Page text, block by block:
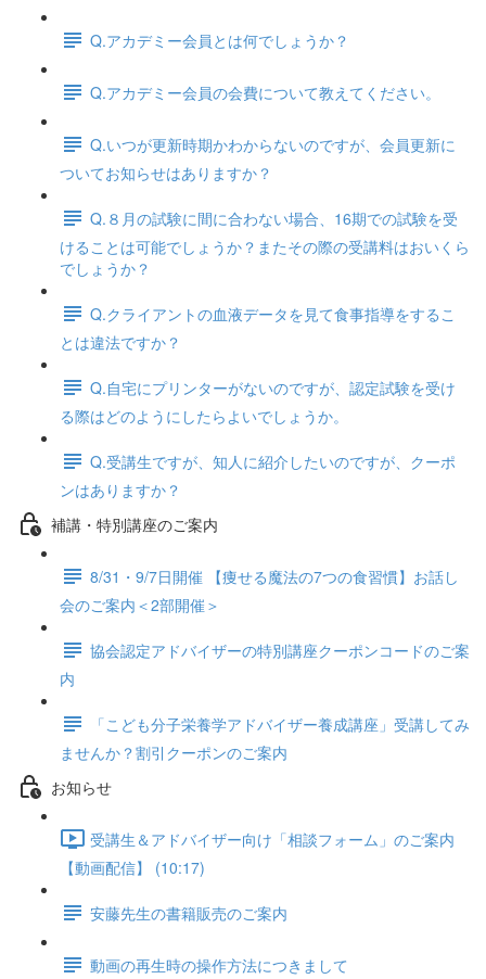
Q.アカデミー会員とは何でしょうか？
Q.アカデミー会員の会費について教えてください。
Q.いつが更新時期かわからないのですが、会員更新に
ついてお知らせはありますか？
Q.８月の試験に間に合わない場合、16期での試験を受
けることは可能でしょうか？またその際の受講料はおいくら
でしょうか？
Q.クライアントの血液データを見て食事指導をするこ
とは違法ですか？
Q.自宅にプリンターがないのですが、認定試験を受け
る際はどのようにしたらよいでしょうか。
Q.受講生ですが、知人に紹介したいのですが、クーポ
ンはありますか？
補講・特別講座のご案内
8/31・9/7日開催 【痩せる魔法の7つの食習慣】お話し
会のご案内＜2部開催＞
協会認定アドバイザーの特別講座クーポンコードのご案
内
「こども分子栄養学アドバイザー養成講座」受講してみ
ませんか？割引クーポンのご案内
お知らせ
受講生＆アドバイザー向け「相談フォーム」のご案内
【動画配信】 (10:17)
安藤先生の書籍販売のご案内
動画の再生時の操作方法につきまして